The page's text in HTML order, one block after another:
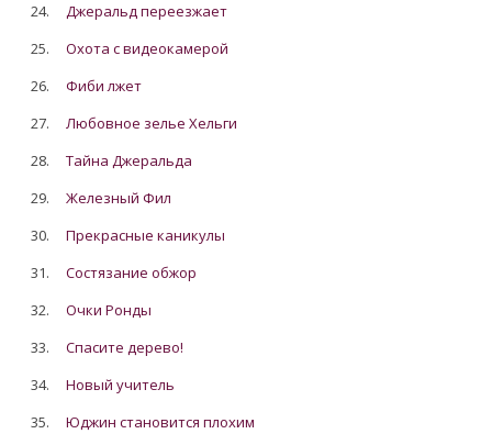
24.
Джеральд переезжает
25.
Охота с видеокамерой
26.
Фиби лжет
27.
Любовное зелье Хельги
28.
Тайна Джеральда
29.
Железный Фил
30.
Прекрасные каникулы
31.
Состязание обжор
32.
Очки Ронды
33.
Спасите дерево!
34.
Новый учитель
35.
Юджин становится плохим